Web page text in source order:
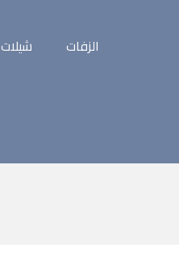
الزفات شيلات